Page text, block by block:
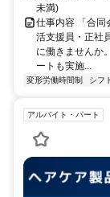
未満)
仕事内容 「合同
活支援員・正社
に働きませんか
ートも実施...
変形労働時間制 シフ
アルバイト・パート